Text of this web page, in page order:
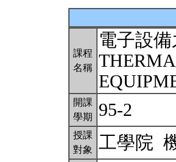
課程
名稱
電子設
開課
學期
95-2
授課
對象
工學院